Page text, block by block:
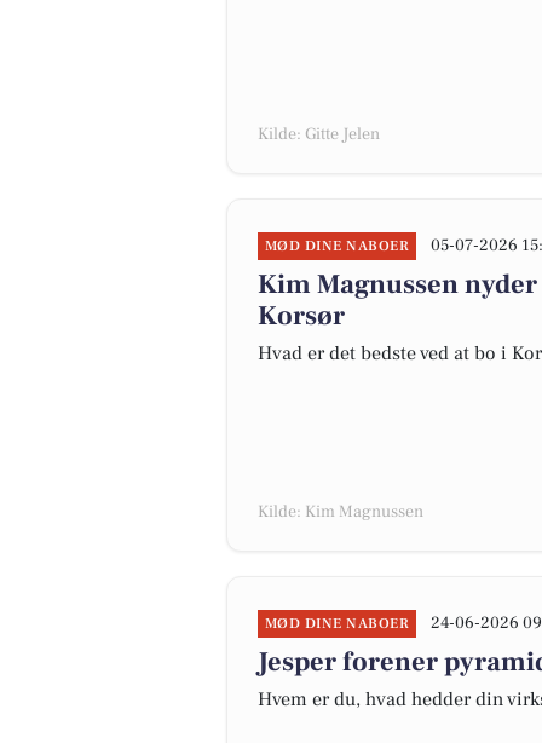
Kilde: Gitte Jelen
MØD DINE NABOER 05-07-2026
Kim Magnussen
Korsør
Hvad er det bedste ved at bo i
Kilde: Kim Magnussen
MØD DINE NABOER 24-06-2026
Jesper forener
Hvem er du, hvad hedder din